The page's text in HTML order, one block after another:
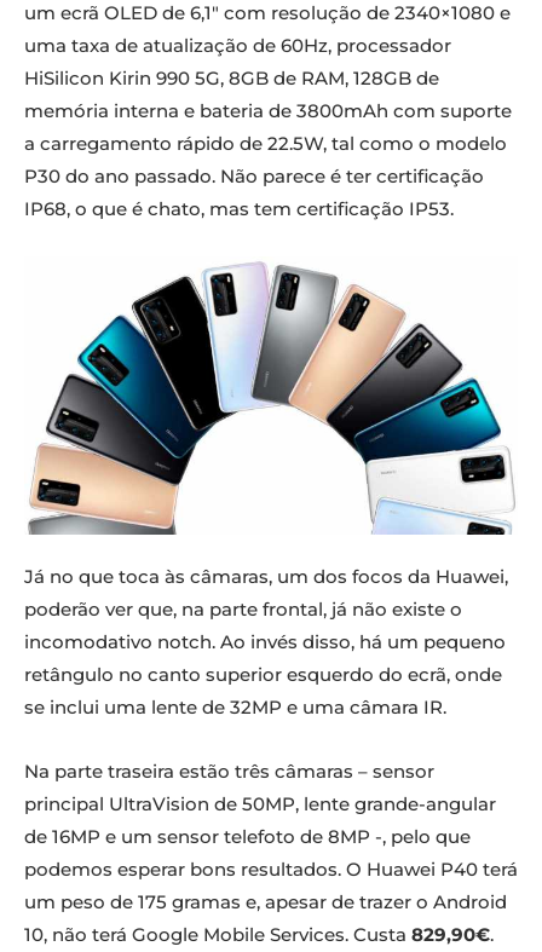
um ecrã OLED de 6,1″ com resolução de 2340×1080 e
uma taxa de atualização de 60Hz, processador
HiSilicon Kirin 990 5G, 8GB de RAM, 128GB de
memória interna e bateria de 3800mAh com suporte
a carregamento rápido de 22.5W, tal como o modelo
P30 do ano passado. Não parece é ter certificação
IP68, o que é chato, mas tem certificação IP53.
Já no que toca às câmaras, um dos focos da Huawei,
poderão ver que, na parte frontal, já não existe o
incomodativo notch. Ao invés disso, há um pequeno
retângulo no canto superior esquerdo do ecrã, onde
se inclui uma lente de 32MP e uma câmara IR.
Na parte traseira estão três câmaras – sensor
principal UltraVision de 50MP, lente grande-angular
de 16MP e um sensor telefoto de 8MP -, pelo que
podemos esperar bons resultados. O Huawei P40 terá
um peso de 175 gramas e, apesar de trazer o Android
10, não terá Google Mobile Services. Custa 829,90€.